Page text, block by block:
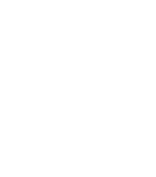
livello
livello